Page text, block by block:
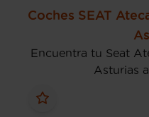
Coches SEAT
Encuentra tu Seat
Asturias